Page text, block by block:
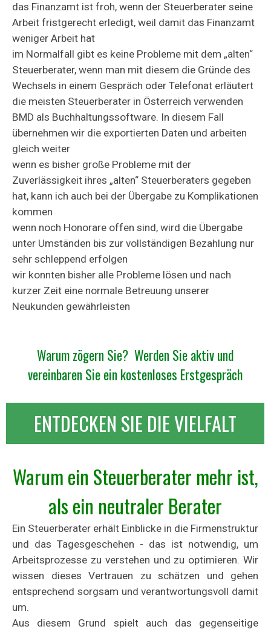
das Finanzamt ist froh, wenn der Steuerberater seine
Arbeit fristgerecht erledigt, weil damit das Finanzamt
weniger Arbeit hat
im Normalfall gibt es keine Probleme mit dem „alten“
Steuerberater, wenn man mit diesem die Gründe des
Wechsels in einem Gespräch oder Telefonat erläutert
die meisten Steuerberater in Österreich verwenden
BMD als Buchhaltungssoftware. In diesem Fall
übernehmen wir die exportierten Daten und arbeiten
gleich weiter
wenn es bisher große Probleme mit der
Zuverlässigkeit ihres „alten“ Steuerberaters gegeben
hat, kann ich auch bei der Übergabe zu Komplikationen
kommen
wenn noch Honorare offen sind, wird die Übergabe
unter Umständen bis zur vollständigen Bezahlung nur
sehr schleppend erfolgen
wir konnten bisher alle Probleme lösen und nach
kurzer Zeit eine normale Betreuung unserer
Neukunden gewährleisten
Warum zögern Sie? Werden Sie aktiv und
vereinbaren Sie ein kostenloses Erstgespräch
ENTDECKEN SIE DIE VIELFALT
Warum ein Steuerberater mehr ist,
als ein neutraler Berater
Ein Steuerberater erhält Einblicke in die Firmenstruktur
und das Tagesgeschehen - das ist notwendig, um
Arbeitsprozesse zu verstehen und zu optimieren. Wir
wissen dieses Vertrauen zu schätzen und gehen
entsprechend sorgsam und verantwortungsvoll damit
um.
Aus diesem Grund spielt auch das gegenseitige